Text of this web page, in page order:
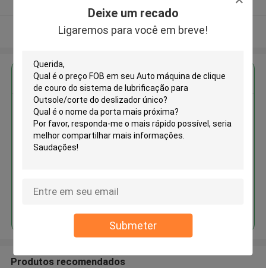
Deixe um recado
Ligaremos para você em breve!
Submeter
Veja mais
Obter o melhor preço para
Auto máquina de clique de couro
do sistema de lubrificação para
Outsole/corte do deslizador
Produtos recomendados